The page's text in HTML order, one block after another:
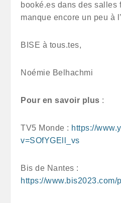
booké.es dans des salles
manque encore un peu à
BISE à tous.tes,
Noémie Belhachmi
Pour en savoir plus :
TV5 Monde : https://
v=SOfYGEll_vs
Bis de Nantes :
https://www.bis2023.com/